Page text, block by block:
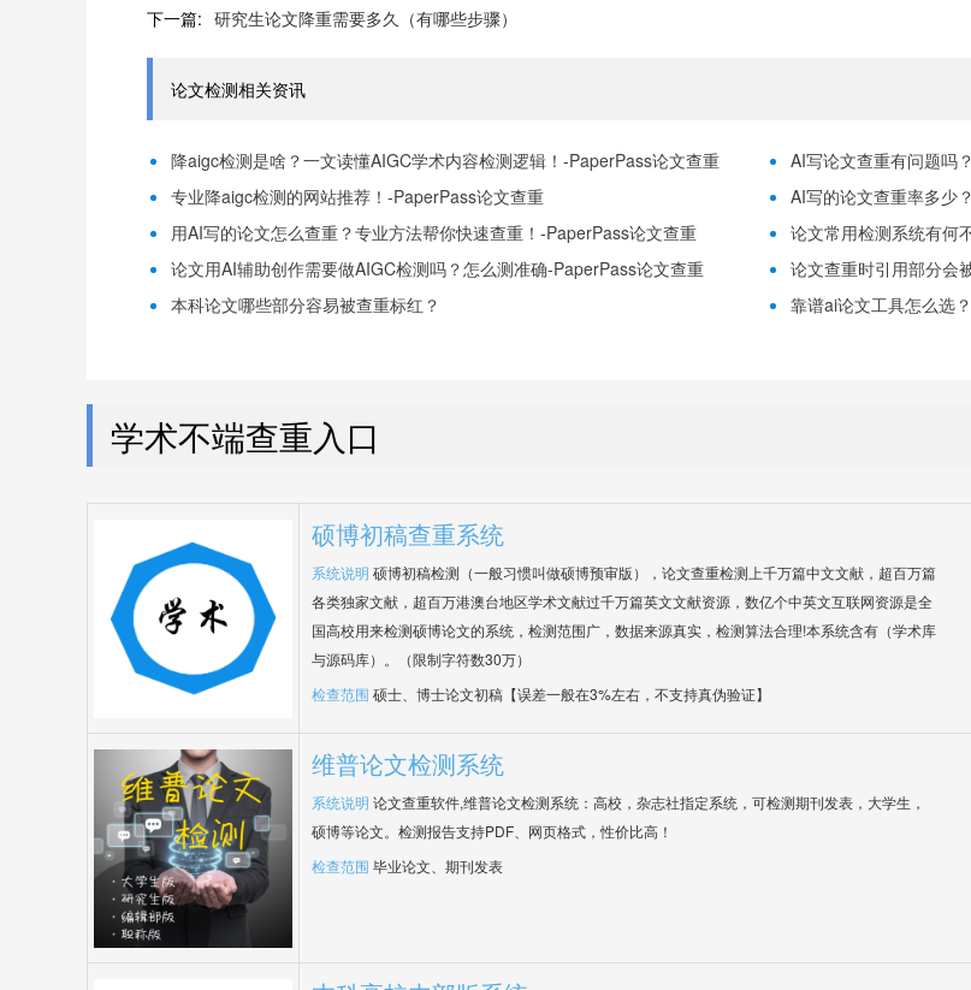
下一篇: 研究生论文降重需要多久（有哪些步骤）
论文检测相关资讯
降aigc检测是啥？一文读懂AIGC学术内容检测逻辑！-PaperPass论文查重
AI写论文查重有问题吗
专业降aigc检测的网站推荐！-PaperPass论文查重
AI写的论文查重率多少
用AI写的论文怎么查重？专业方法帮你快速查重！-PaperPass论文查重
论文常用检测系统有何
论文用AI辅助创作需要做AIGC检测吗？怎么测准确-PaperPass论文查重
论文查重时引用部分会
本科论文哪些部分容易被查重标红？
靠谱ai论文工具怎么选
学术不端查重入口
硕博初稿查重系统
系统说明 硕博初稿检测（一般习惯叫做硕博预审版），论文查重检测上千万篇中文文献，超百万篇
各类独家文献，超百万港澳台地区学术文献过千万篇英文文献资源，数亿个中英文互联网资源是全
国高校用来检测硕博论文的系统，检测范围广，数据来源真实，检测算法合理!本系统含有（学术库
与源码库）。（限制字符数30万）
检查范围 硕士、博士论文初稿【误差一般在3%左右，不支持真伪验证】
维普论文检测系统
系统说明 论文查重软件,维普论文检测系统：高校，杂志社指定系统，可检测期刊发表，大学生，
硕博等论文。检测报告支持PDF、网页格式，性价比高！
检查范围 毕业论文、期刊发表